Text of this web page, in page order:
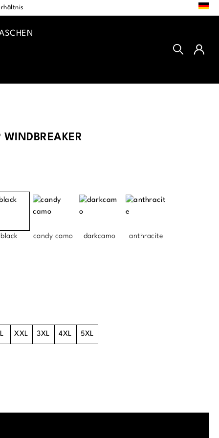
black candy camo darkcamo anthracite
XXL 3XL 4XL 5XL